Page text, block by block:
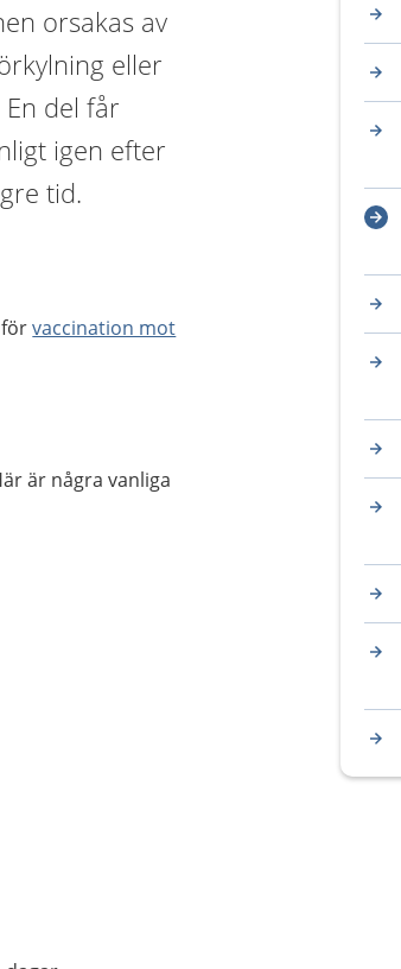
orsakas av
eller
del får
igen efter
tid.
förvaccination mot
är några vanliga